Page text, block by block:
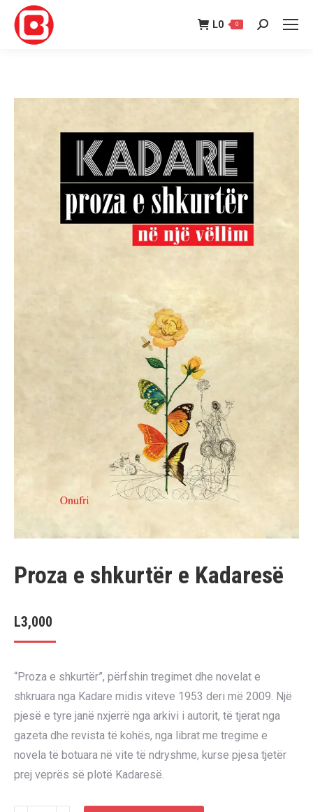
L0 0 Search:
Proza e shkurtër e Kadaresë
L3,000
“Proza e shkurtër”, përfshin tregimet dhe novelat e
shkruara nga Kadare midis viteve 1953 deri më 2009. Një
pjesë e tyre janë nxjerrë nga arkivi i autorit, të tjerat nga
gazeta dhe revista të kohës, nga librat me tregime e
novela të botuara në vite të ndryshme, kurse pjesa tjetër
prej veprës së plotë Kadaresë.